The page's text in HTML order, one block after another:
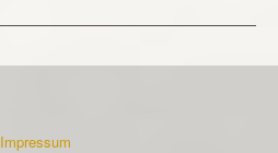
Impressum